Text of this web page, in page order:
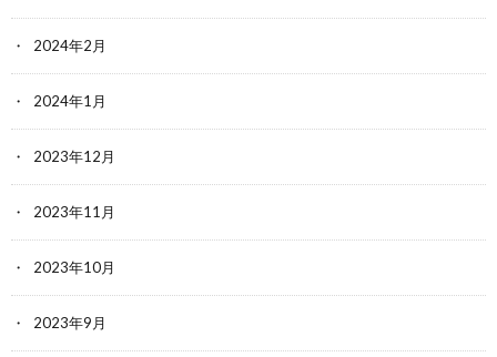
2024年2月
2024年1月
2023年12月
2023年11月
2023年10月
2023年9月